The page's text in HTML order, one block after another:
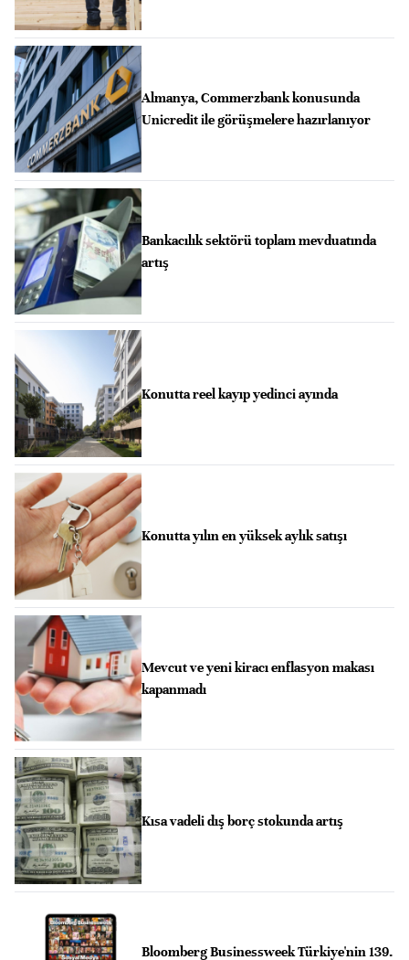
Almanya, Commerzbank konusunda
Unicredit ile görüşmelere hazırlanıyor
Bankacılık sektörü toplam mevduatında
artış
Konutta reel kayıp yedinci ayında
Konutta yılın en yüksek aylık satışı
Mevcut ve yeni kiracı enflasyon makası
kapanmadı
Kısa vadeli dış borç stokunda artış
Bloomberg Businessweek Türkiye'nin 139.